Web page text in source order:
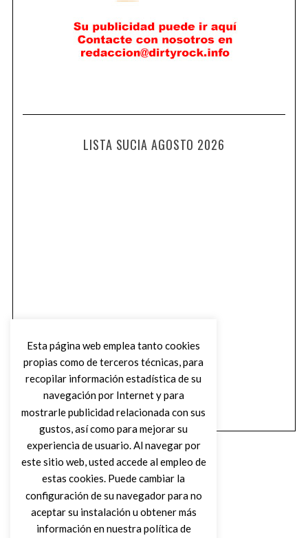
LISTA SUCIA AGOSTO 2026
Esta página web emplea tanto cookies
propias como de terceros técnicas, para
recopilar información estadística de su
navegación por Internet y para
mostrarle publicidad relacionada con sus
gustos, así como para mejorar su
experiencia de usuario. Al navegar por
este sitio web, usted accede al empleo de
estas cookies. Puede cambiar la
configuración de su navegador para no
aceptar su instalación u obtener más
información en nuestra política de